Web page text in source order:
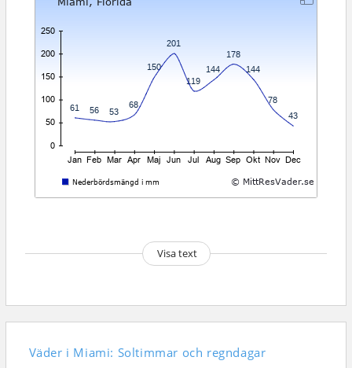
Visa text
Väder i Miami: Soltimmar och regndagar